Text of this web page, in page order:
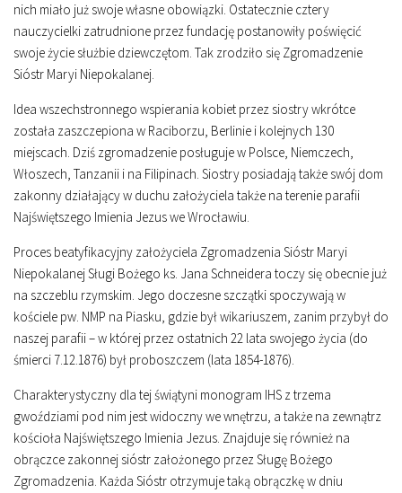
nich miało już swoje własne obowiązki. Ostatecznie cztery
nauczycielki zatrudnione przez fundację postanowiły poświęcić
swoje życie służbie dziewczętom. Tak zrodziło się Zgromadzenie
Sióstr Maryi Niepokalanej.
Idea wszechstronnego wspierania kobiet przez siostry wkrótce
została zaszczepiona w Raciborzu, Berlinie i kolejnych 130
miejscach. Dziś zgromadzenie posługuje w Polsce, Niemczech,
Włoszech, Tanzanii i na Filipinach. Siostry posiadają także swój dom
zakonny działający w duchu założyciela także na terenie parafii
Najświętszego Imienia Jezus we Wrocławiu.
Proces beatyfikacyjny założyciela Zgromadzenia Sióstr Maryi
Niepokalanej Sługi Bożego ks. Jana Schneidera toczy się obecnie już
na szczeblu rzymskim. Jego doczesne szczątki spoczywają w
kościele pw. NMP na Piasku, gdzie był wikariuszem, zanim przybył do
naszej parafii – w której przez ostatnich 22 lata swojego życia (do
śmierci 7.12.1876) był proboszczem (lata 1854-1876).
Charakterystyczny dla tej świątyni monogram IHS z trzema
gwoździami pod nim jest widoczny we wnętrzu, a także na zewnątrz
kościoła Najświętszego Imienia Jezus. Znajduje się również na
obrączce zakonnej sióstr założonego przez Sługę Bożego
Zgromadzenia. Każda Sióstr otrzymuje taką obrączkę w dniu